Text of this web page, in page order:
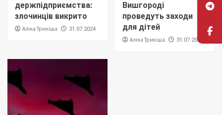
держпідприємства:
злочинців викрито
Аліна Трикіша 31.07.2024
Вишгороді
проведуть заходи
для дітей
Аліна Трикіша 31.07.2024